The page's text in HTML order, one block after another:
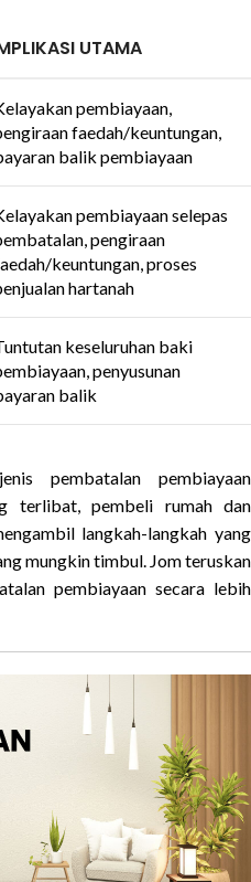
UTAMA
pembiayaan,
faedah/keuntungan,
balik pembiayaan
pembiayaan selepas
pengiraan
keuntungan, proses
hartanah
keseluruhan baki
penyusunan
balik
pembatalan pembiayaan
terlibat, pembeli rumah dan
langkah-langkah yang
mungkin timbul. Jom teruskan
pembiayaan secara lebih